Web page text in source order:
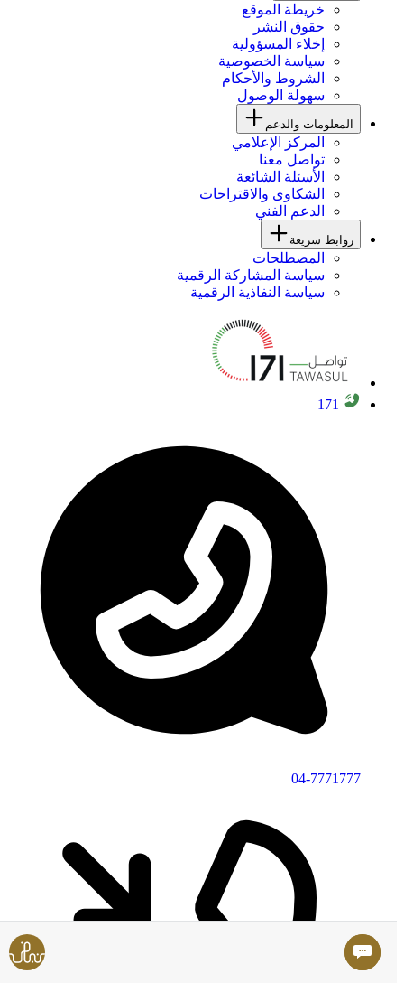
خريطة الموقع
حقوق النشر
إخلاء المسؤولية
سياسة الخصوصية
الشروط والأحكام
سهولة الوصول
المعلومات والدعم
المركز الإعلامي
تواصل معنا
الأسئلة الشائعة
الشكاوى والاقتراحات
الدعم الفني
روابط سريعة
المصطلحات
سياسة المشاركة الرقمية
سياسة النفاذية الرقمية
171
04-7771777